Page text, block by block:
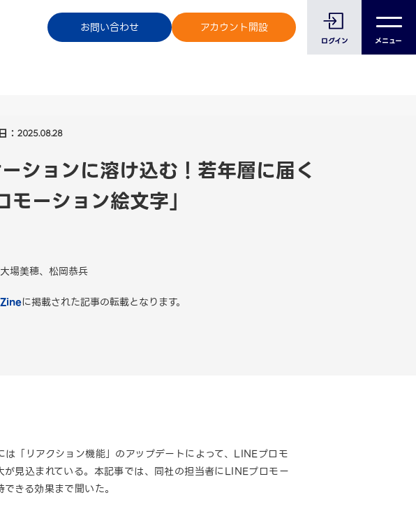
お問い合わせ アカウント開設
ログイン メニュー
ご利用中のお客様へ
： 2025.08.28
ションに溶け込む！若年層に届く
モーション絵文字」
場美穂、松岡恭兵
に掲載された記事の転載となります。
「リアクション機能」のアップデートによって、LINEプロモ
見込まれている。本記事では、同社の担当者にLINEプロモー
きる効果まで聞いた。